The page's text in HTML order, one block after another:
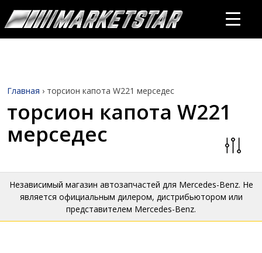
Главная › торсион капота W221 мерседес
торсион капота W221
мерседес
Независимый магазин автозапчастей для Mercedes-Benz. Не
является официальным дилером, дистрибьютором или
представителем Mercedes-Benz.